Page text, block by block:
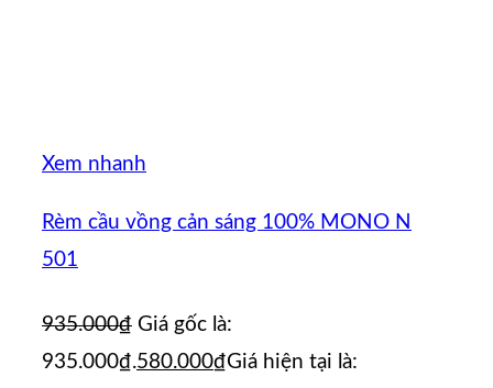
Xem nhanh
Rèm cầu vồng cản sáng 100% MONO N
501
935.000₫ Giá gốc là:
935.000₫.580.000₫Giá hiện tại là: